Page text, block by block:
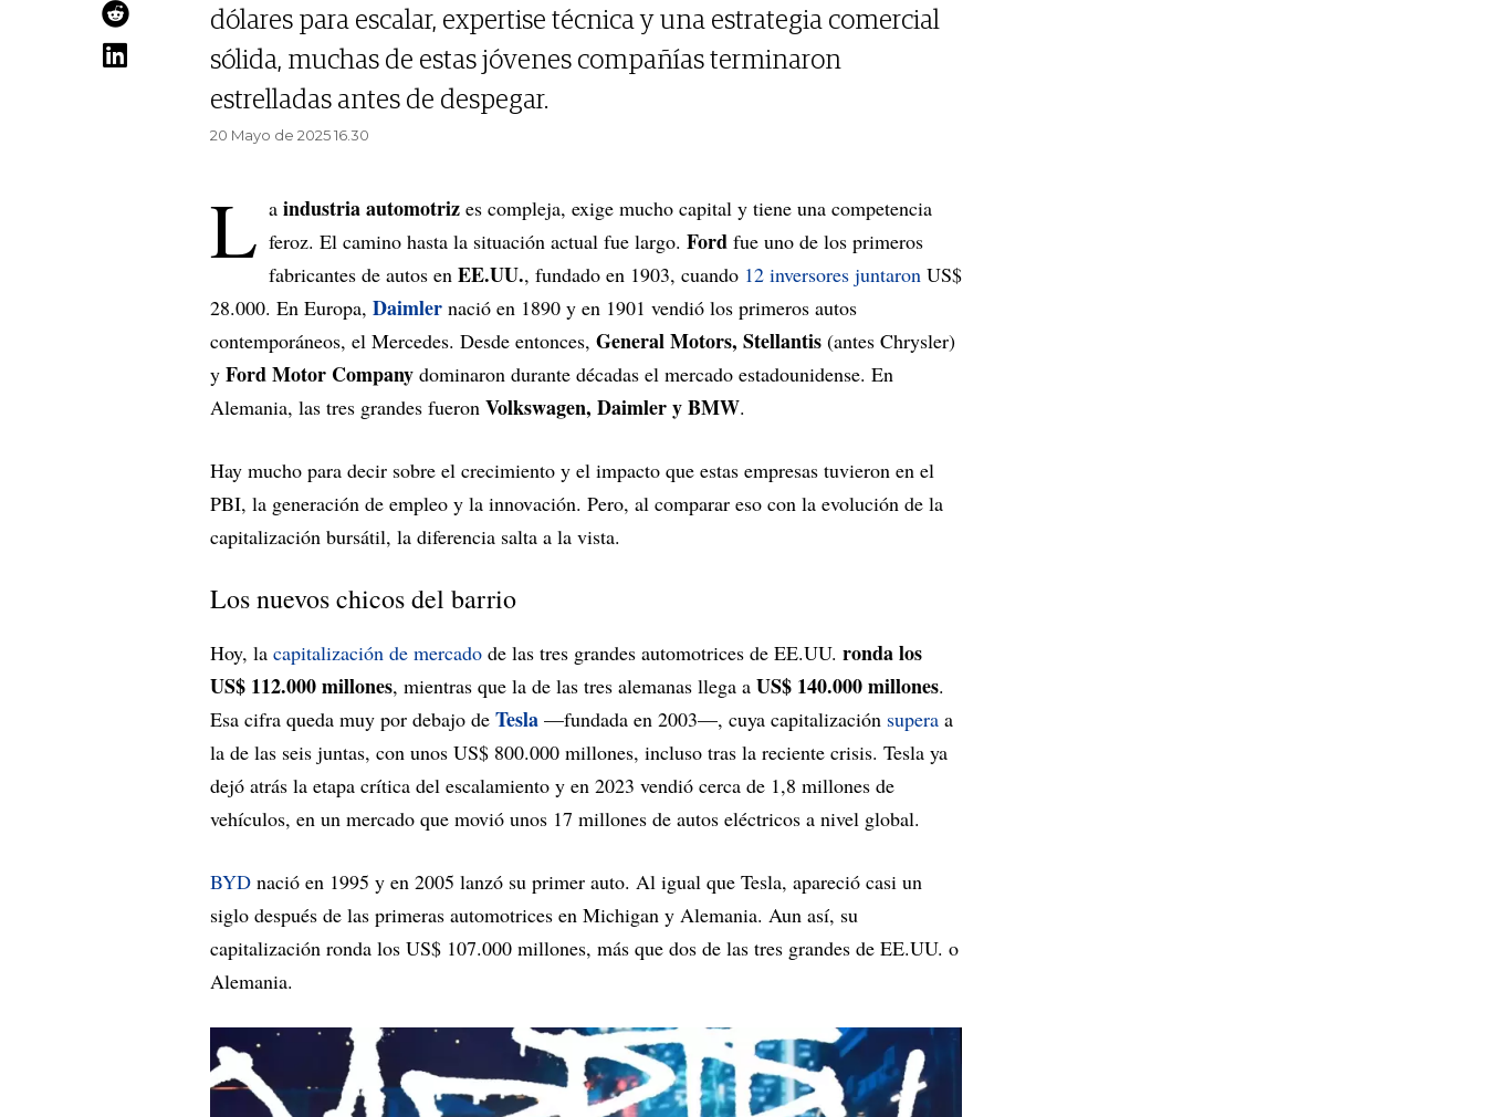
dólares para escalar, expertise técnica y una estrategia comercial
sólida, muchas de estas jóvenes compañías terminaron
estrelladas antes de despegar.
20 Mayo de 2025 16.30
L a industria automotriz es compleja, exige mucho capital y tiene una competencia
feroz. El camino hasta la situación actual fue largo. Ford fue uno de los primeros
fabricantes de autos en EE.UU., fundado en 1903, cuando 12 inversores juntaron US$
28.000. En Europa, Daimler nació en 1890 y en 1901 vendió los primeros autos
contemporáneos, el Mercedes. Desde entonces, General Motors, Stellantis (antes Chrysler)
y Ford Motor Company dominaron durante décadas el mercado estadounidense. En
Alemania, las tres grandes fueron Volkswagen, Daimler y BMW.
Hay mucho para decir sobre el crecimiento y el impacto que estas empresas tuvieron en el
PBI, la generación de empleo y la innovación. Pero, al comparar eso con la evolución de la
capitalización bursátil, la diferencia salta a la vista.
Los nuevos chicos del barrio
Hoy, la capitalización de mercado de las tres grandes automotrices de EE.UU. ronda los
US$ 112.000 millones, mientras que la de las tres alemanas llega a US$ 140.000 millones.
Esa cifra queda muy por debajo de Tesla —fundada en 2003—, cuya capitalización supera a
la de las seis juntas, con unos US$ 800.000 millones, incluso tras la reciente crisis. Tesla ya
dejó atrás la etapa crítica del escalamiento y en 2023 vendió cerca de 1,8 millones de
vehículos, en un mercado que movió unos 17 millones de autos eléctricos a nivel global.
BYD nació en 1995 y en 2005 lanzó su primer auto. Al igual que Tesla, apareció casi un
siglo después de las primeras automotrices en Michigan y Alemania. Aun así, su
capitalización ronda los US$ 107.000 millones, más que dos de las tres grandes de EE.UU. o
Alemania.